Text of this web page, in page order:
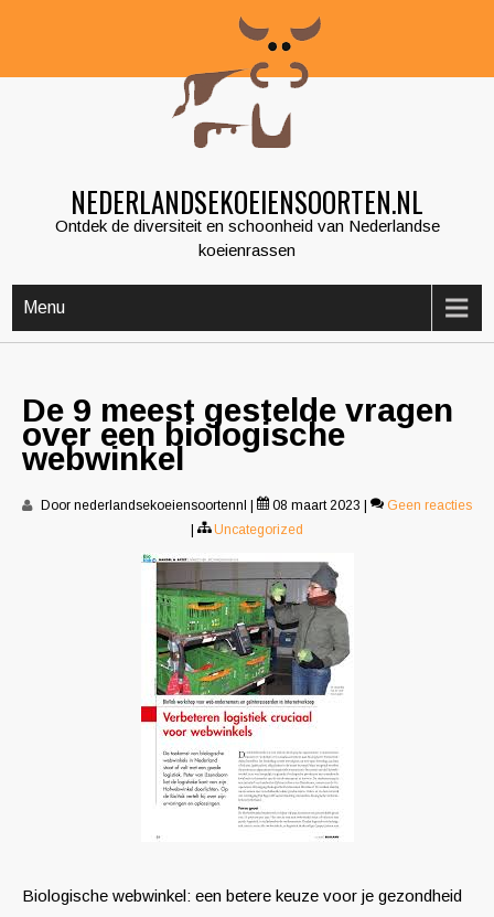
NEDERLANDSEKOEIENSOORTEN.NL
Ontdek de diversiteit en schoonheid van Nederlandse
koeienrassen
Menu
De 9 meest gestelde vragen
over een biologische
webwinkel
Door nederlandsekoeiensoortennl 08 maart 2023
Geen reacties
Uncategorized
Biologische webwinkel: een betere keuze voor je gezondheid